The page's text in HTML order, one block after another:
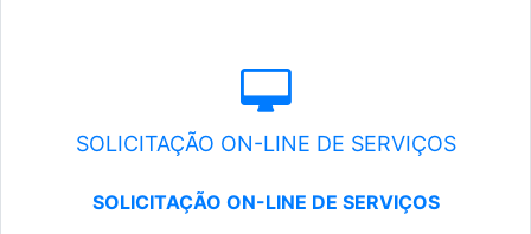
SOLICITAÇÃO ON-LINE DE SERVIÇOS
SOLICITAÇÃO ON-LINE DE SERVIÇOS